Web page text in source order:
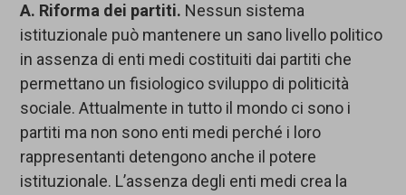
A. Riforma dei partiti. Nessun sistema
istituzionale può mantenere un sano livello politico
in assenza di enti medi costituiti dai partiti che
permettano un fisiologico sviluppo di politicità
sociale. Attualmente in tutto il mondo ci sono i
partiti ma non sono enti medi perché i loro
rappresentanti detengono anche il potere
istituzionale. L’assenza degli enti medi crea la